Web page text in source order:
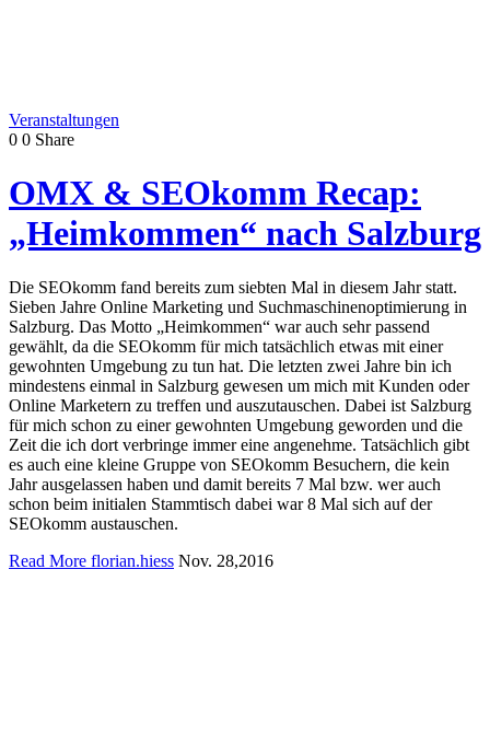
Veranstaltungen
0 0 Share
OMX & SEOkomm Recap:
„Heimkommen“ nach Salzburg
Die SEOkomm fand bereits zum siebten Mal in diesem Jahr statt.
Sieben Jahre Online Marketing und Suchmaschinenoptimierung in
Salzburg. Das Motto „Heimkommen“ war auch sehr passend
gewählt, da die SEOkomm für mich tatsächlich etwas mit einer
gewohnten Umgebung zu tun hat. Die letzten zwei Jahre bin ich
mindestens einmal in Salzburg gewesen um mich mit Kunden oder
Online Marketern zu treffen und auszutauschen. Dabei ist Salzburg
für mich schon zu einer gewohnten Umgebung geworden und die
Zeit die ich dort verbringe immer eine angenehme. Tatsächlich gibt
es auch eine kleine Gruppe von SEOkomm Besuchern, die kein
Jahr ausgelassen haben und damit bereits 7 Mal bzw. wer auch
schon beim initialen Stammtisch dabei war 8 Mal sich auf der
SEOkomm austauschen.
Read More florian.hiess Nov. 28,2016